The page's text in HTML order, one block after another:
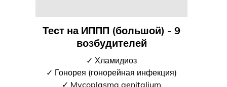
Тест на ИППП (большой) - 9
возбудителей
✓ Хламидиоз
✓ Гонорея (гонорейная инфекция)
✓ Mycoplasma genitalium